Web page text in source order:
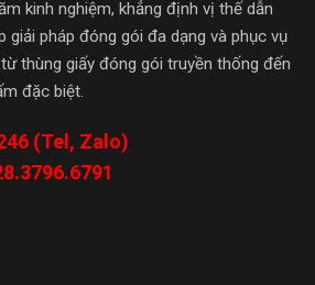
kinh nghiệm, khẳng định vị thế dẫn
giải pháp đóng gói đa dạng và phục vụ
thùng giấy đóng gói truyền thống đến
đặc biệt.
(Tel, Zalo)